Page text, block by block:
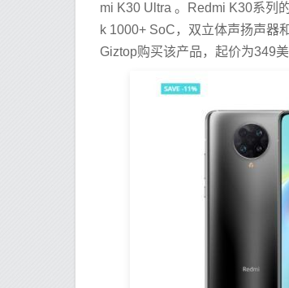
mi K30 Ultra 。Redmi K30系列
k 1000+ SoC，双立体声扬声器
Giztop购买该产品，起价为349美